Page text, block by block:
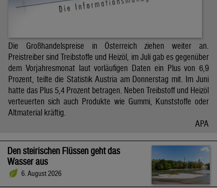
Die Großhandelspreise in Österreich ziehen weiter an.
Preistreiber sind Treibstoffe und Heizöl, im Juli gab es gegenüber
dem Vorjahresmonat laut vorläufigen Daten ein Plus von 6,9
Prozent, teilte die Statistik Austria am Donnerstag mit. Im Juni
hatte das Plus 5,4 Prozent betragen. Neben Treibstoff und Heizöl
verteuerten sich auch Produkte wie Gummi, Kunststoffe oder
Altmaterial kräftig.
APA
Den steirischen Flüssen geht das
Wasser aus
6. August 2026